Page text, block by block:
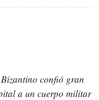
confió gran
a un cuerpo militar